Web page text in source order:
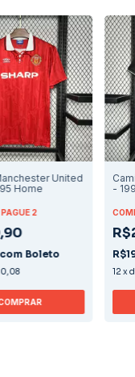
United
Home
2
com Boleto
-
12 x